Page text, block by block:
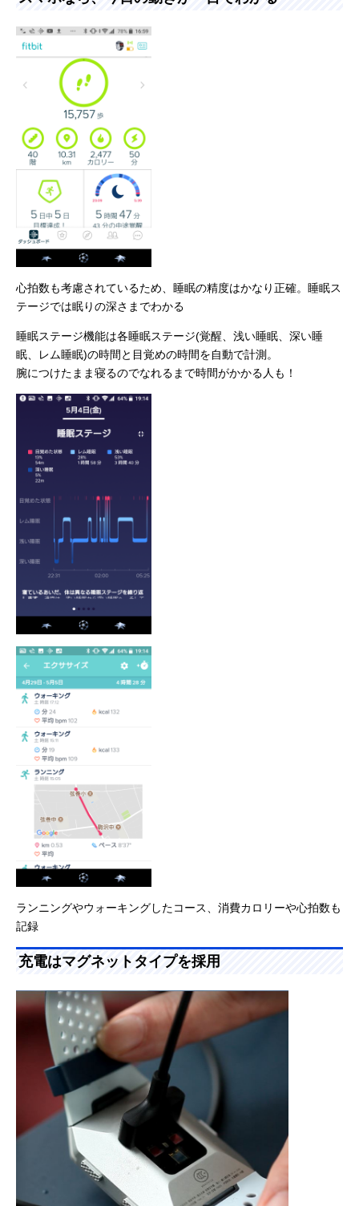
心拍数も考慮されているため、睡眠の精度はかなり正確。睡眠ス
テージでは眠りの深さまでわかる
睡眠ステージ機能は各睡眠ステージ(覚醒、浅い睡眠、深い睡
眠、レム睡眠)の時間と目覚めの時間を自動で計測。
腕につけたまま寝るのでなれるまで時間がかかる人も！
ランニングやウォーキングしたコース、消費カロリーや心拍数も
記録
充電はマグネットタイプを採用